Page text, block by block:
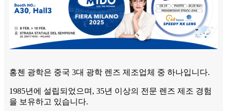
홍첸 광학은 중국 3대 광학 렌즈 제조업체 중 하나입니다.
1985년에 설립되었으며, 35년 이상의 전문 렌즈 제조 경험
을 보유하고 있습니다.